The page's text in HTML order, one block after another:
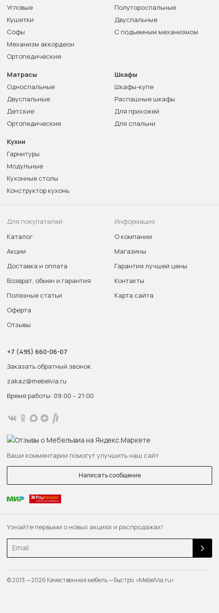
Узнайте первыми о новых акциях и распродажах!
Email
Угловые
Кушетки
Софы
Механизм аккордеон
Ортопедические
Полутороспальные
Двуспальные
С подъемным механизмом
Матрасы
Односпальные
Двуспальные
Детские
Ортопедические
Шкафы
Шкафы-купе
Распашные шкафы
Для прихожей
Для спальни
Кухни
Гарнитуры
Модульные
Кухонные столы
Конструктор кухонь
Для покупателей
Каталог
Акции
Доставка и оплата
Возврат, обмен и гарантия
Полезные статьи
Оферта
Отзывы
Информация
О компании
Магазины
Гарантия лучшей цены
Контакты
Карта сайта
+7 (495) 660-06-07
Заказать обратный звонок
zakaz@mebelvia.ru
Время работы: 09:00 – 21:00
Ваши комментарии помогут улучшить наш сайт
Написать сообщение
© 2013 — 2026 Качественная мебель — быстро. «MebelVia.ru»